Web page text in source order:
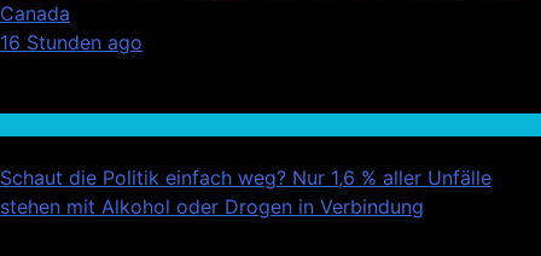
Canada
16 Stunden ago
Schaut die Politik einfach weg? Nur 1,6 % aller Unfälle
stehen mit Alkohol oder Drogen in Verbindung